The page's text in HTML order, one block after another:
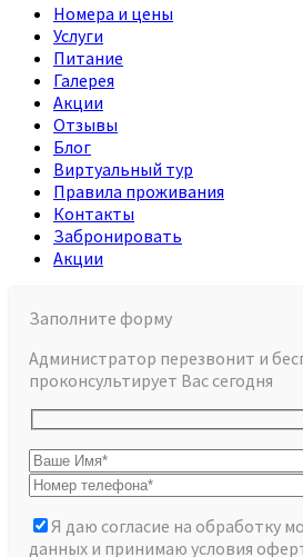
Номера и цены
Услуги
Питание
Галерея
Акции
Отзывы
Блог
Виртуальный тур
Правила проживания
Контакты
Забронировать
Акции
Заполните форму
Администратор перезвонит и
проконсультирует Вас сегодня
Я даю согласие на обработку
данных и принимаю условия